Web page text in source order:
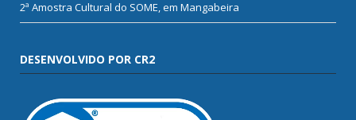
2ª Amostra Cultural do SOME, em Mangabeira
DESENVOLVIDO POR CR2